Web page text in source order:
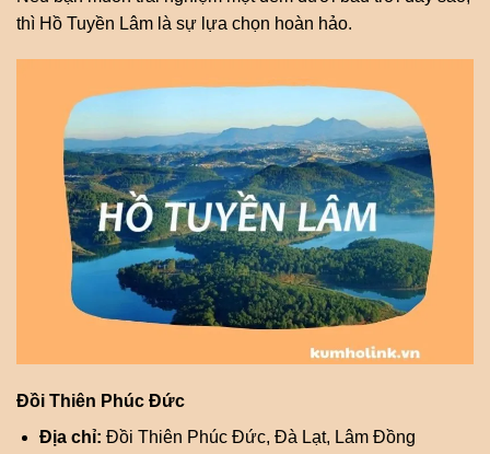
thì Hồ Tuyền Lâm là sự lựa chọn hoàn hảo.
Đồi Thiên Phúc Đức
Địa chỉ: Đồi Thiên Phúc Đức, Đà Lạt, Lâm Đồng